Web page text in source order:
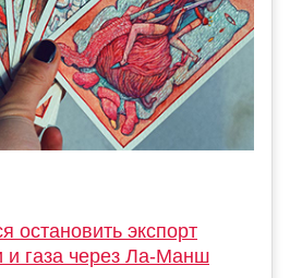
остановить экспорт
и газа через Ла-Манш